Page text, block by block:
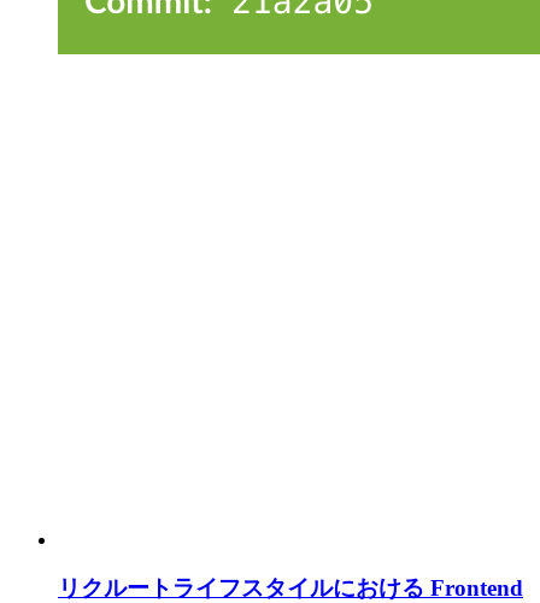
リクルートライフスタイルにおける Frontend